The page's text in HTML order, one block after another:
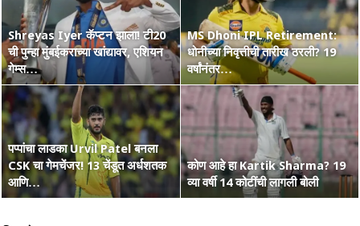
Shreyas Iyer कॅप्टन झाला! टी20
ची पुन्हा मुंबईकराच्या खांद्यावर, एशियन
गेम्स…
MS Dhoni IPL Retirement:
धोनीच्या निवृत्तीची तारीख ठरली? 19
वर्षांनंतर…
पप्पांचा लाडका Urvil Patel बनला
CSK चा गेमचेंजर! 13 चेंडूत अर्धशतक
आणि…
कोण आहे हा Kartik Sharma? 19
व्या वर्षी 14 कोटींची लागली बोली
कोण हा Raghu Sharma? वय 33,
कृष्णभक्त, शेन वॉर्न आणि बरंच काही
वंडर बॉय Vaibhav Suryavanshi
चा आणखी एक शतकी धमाका! 36 चेंडूत
…
सरपंच श्रेयसच्या Punjab Kings चा
वर्ल्ड रेकॉर्ड! दिल्लीविरूद्ध चेस केले 264
Australia Retain The Ashes
2025-2026